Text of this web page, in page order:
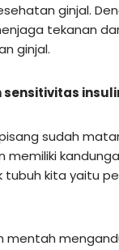
ginjal.
tekanan
ginjal.
sensitivitas
sudah
memiliki
kita yaitu
mentah